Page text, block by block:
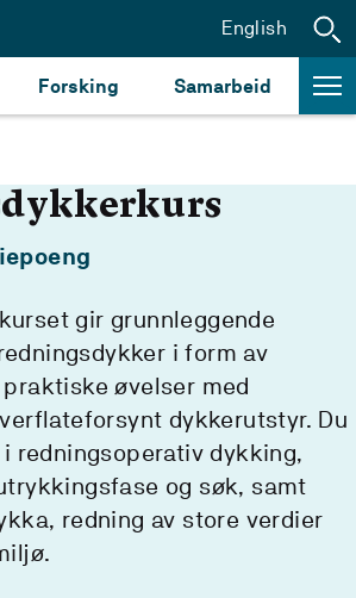
Forsking Samarbeid
English
gir grunnleggende
i form av
øvelser med
dykkerutstyr. Du
redningsoperativ dykking,
og søk, samt
redning av store verdier